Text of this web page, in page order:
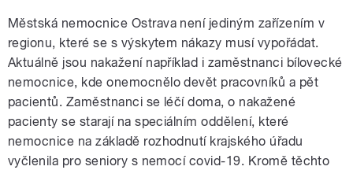
Městská nemocnice Ostrava není jediným zařízením v
regionu, které se s výskytem nákazy musí vypořádat.
Aktuálně jsou nakažení například i zaměstnanci bílovecké
nemocnice, kde onemocnělo devět pracovníků a pět
pacientů. Zaměstnanci se léčí doma, o nakažené
pacienty se starají na speciálním oddělení, které
nemocnice na základě rozhodnutí krajského úřadu
vyčlenila pro seniory s nemocí covid-19. Kromě těchto